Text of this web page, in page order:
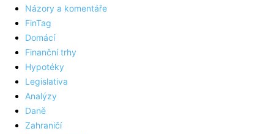
Názory a komentáře
FinTag
Domácí
Finanční trhy
Hypotéky
Legislativa
Analýzy
Daně
Zahraničí